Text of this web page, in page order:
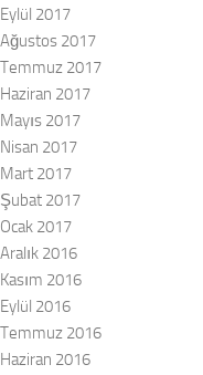
Eylül 2017
Ağustos 2017
Temmuz 2017
Haziran 2017
Mayıs 2017
Nisan 2017
Mart 2017
Şubat 2017
Ocak 2017
Aralık 2016
Kasım 2016
Eylül 2016
Temmuz 2016
Haziran 2016